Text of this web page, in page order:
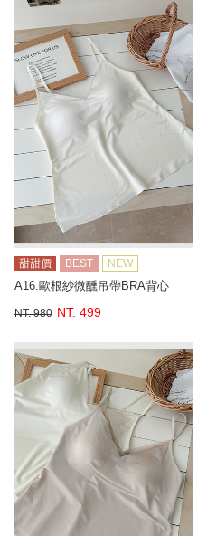
甜甜價 BEST NEW
A16.歐根紗微醺吊帶BRA背心
NT. 980 NT. 499